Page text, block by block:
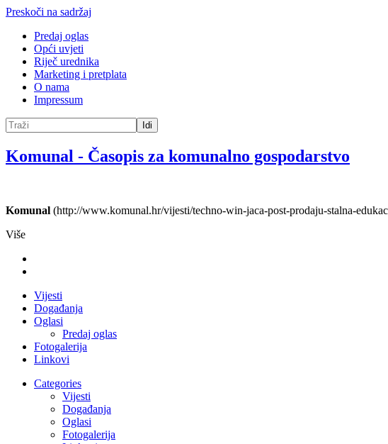
Preskoči na sadržaj
Predaj oglas
Opći uvjeti
Riječ urednika
Marketing i pretplata
O nama
Impressum
Idi
Komunal - Časopis za komunalno gospodarstvo
Komunal (http://www.komunal.hr/vijesti/techno-win-jaca-post-prodaju-stalna-
Više
Vijesti
Događanja
Oglasi
Predaj oglas
Fotogalerija
Linkovi
Categories
Vijesti
Događanja
Oglasi
Fotogalerija